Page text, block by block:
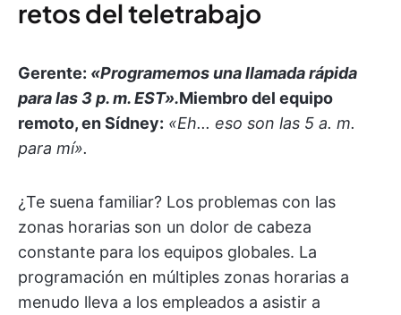
retos del teletrabajo
Gerente: «Programemos una llamada rápida
para las 3 p. m. EST».Miembro del equipo
remoto, en Sídney: «Eh... eso son las 5 a. m.
para mí».
¿Te suena familiar? Los problemas con las
zonas horarias son un dolor de cabeza
constante para los equipos globales. La
programación en múltiples zonas horarias a
menudo lleva a los empleados a asistir a